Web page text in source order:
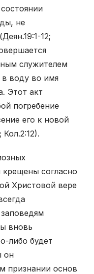
не
12;
служителем
воду во имя
Этот акт
погребение
его к новой
согласно
Христовой вере
вновь
либо будет
он
признании основ